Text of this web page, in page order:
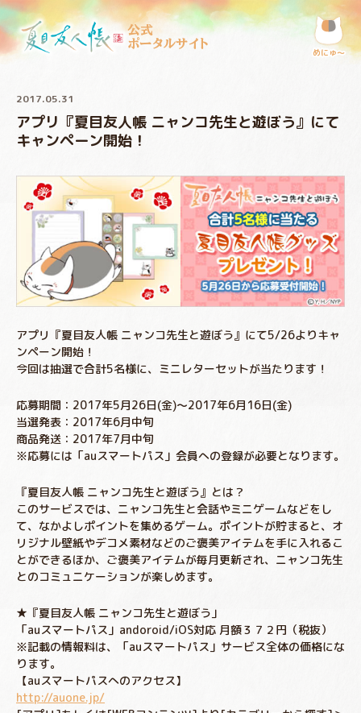
公式
ポータルサイト
めにゅ〜
2017.05.31
アプリ『夏目友人帳 ニャンコ先生と遊ぼう』にて
キャンペーン開始！
アプリ『夏目友人帳 ニャンコ先生と遊ぼう』にて5/26よりキャ
ンペーン開始！
今回は抽選で合計5名様に、ミニレターセットが当たります！
応募期間：2017年5月26日(金)～2017年6月16日(金)
当選発表：2017年6月中旬
商品発送：2017年7月中旬
※応募には「auスマートパス」会員への登録が必要となります。
『夏目友人帳 ニャンコ先生と遊ぼう』とは？
このサービスでは、ニャンコ先生と会話やミニゲームなどをし
て、なかよしポイントを集めるゲーム。ポイントが貯まると、オ
リジナル壁紙やデコメ素材などのご褒美アイテムを手に入れるこ
とができるほか、ご褒美アイテムが毎月更新され、ニャンコ先生
とのコミュニケーションが楽しめます。
★『夏目友人帳 ニャンコ先生と遊ぼう」
「auスマートパス」andoroid/iOS対応 月額３７２円（税抜）
※記載の情報料は、「auスマートパス」サービス全体の価格にな
ります。
【auスマートパスへのアクセス】
http://auone.jp/